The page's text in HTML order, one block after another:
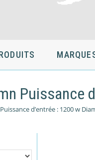
Puissance
d’entrée : 1200 w